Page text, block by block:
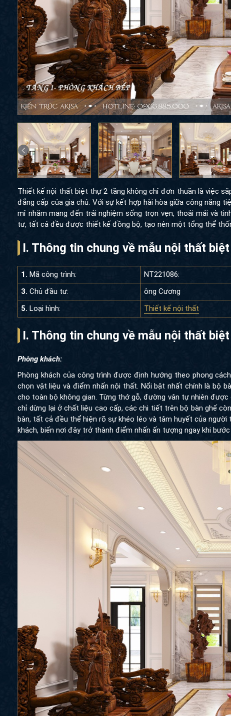
Thiết kế nội thất biệt thự 2 tầng không chỉ đơn thuần là việc
đẳng cấp của gia chủ. Với sự kết hợp hài hòa giữa công năng
mỉ nhằm mang đến trải nghiệm sống trọn vẹn, thoải mái và
tư, tất cả đều được thiết kế đồng bộ, tạo nên một tổng thể
I. Thông tin chung về mẫu nội thất
1. Mã công trình: NT221086:
3. Chủ đầu tư: ông Cương
5. Loại hình: Thiết kế nội thất
I. Thông tin chung về mẫu nội thất
Phòng khách:
Phòng khách của công trình được định hướng theo phong
chọn vật liệu và điểm nhấn nội thất. Nổi bật nhất chính là bộ
cho toàn bộ không gian. Từng thớ gỗ, đường vân tự nhiên
chỉ dừng lại ở chất liệu cao cấp, các chi tiết trên bộ bàn ghế
bàn, tất cả đều thể hiện rõ sự khéo léo và tâm huyết của người
khách, biến nơi đây trở thành điểm nhấn ấn tượng ngay khi bước